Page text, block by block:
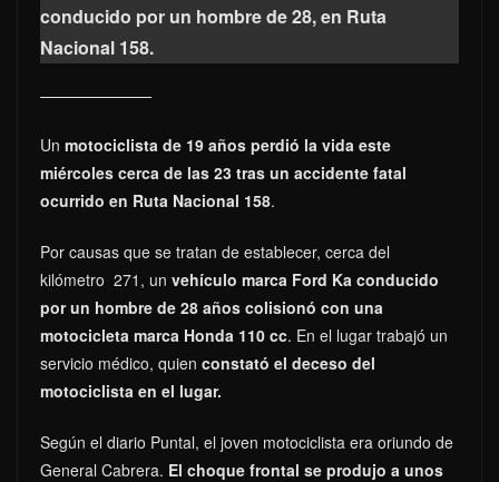
conducido por un hombre de 28, en Ruta
Nacional 158.
Un motociclista de 19 años perdió la vida este
miércoles cerca de las 23 tras un accidente fatal
ocurrido en Ruta Nacional 158.
Por causas que se tratan de establecer, cerca del
kilómetro 271, un vehículo marca Ford Ka conducido
por un hombre de 28 años colisionó con una
motocicleta marca Honda 110 cc. En el lugar trabajó un
servicio médico, quien constató el deceso del
motociclista en el lugar.
Según el diario Puntal, el joven motociclista era oriundo de
General Cabrera. El choque frontal se produjo a unos